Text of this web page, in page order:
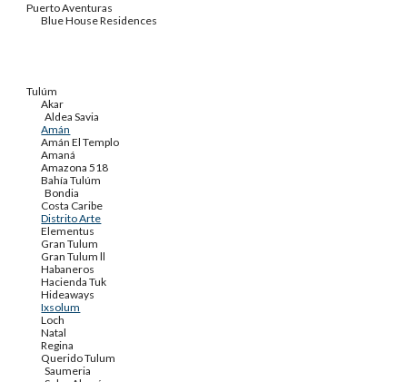
Puerto Aventuras
Blue House Residences
Tulúm
Akar
Aldea Savia
Amán
Amán El Templo
Amaná
Amazona 518
Bahía Tulúm
Bondia
Costa Caribe
Distrito Arte
Elementus
Gran Tulum
Gran Tulum ll
Habaneros
Hacienda Tuk
Hideaways
Ixsolum
Loch
Natal
Regina
Querido Tulum
Saumeria